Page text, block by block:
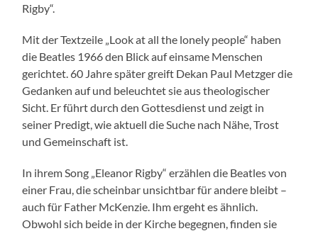
Rigby“.
Mit der Textzeile „Look at all the lonely people“ haben
die Beatles 1966 den Blick auf einsame Menschen
gerichtet. 60 Jahre später greift Dekan Paul Metzger die
Gedanken auf und beleuchtet sie aus theologischer
Sicht. Er führt durch den Gottesdienst und zeigt in
seiner Predigt, wie aktuell die Suche nach Nähe, Trost
und Gemeinschaft ist.
In ihrem Song „Eleanor Rigby“ erzählen die Beatles von
einer Frau, die scheinbar unsichtbar für andere bleibt –
auch für Father McKenzie. Ihm ergeht es ähnlich.
Obwohl sich beide in der Kirche begegnen, finden sie